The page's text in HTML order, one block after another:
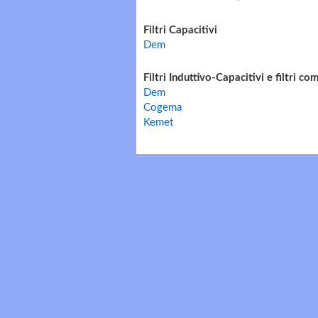
Filtri Capacitivi
Dem
Filtri Induttivo-Capacitivi e filtri
Dem
Cogema
Kemet